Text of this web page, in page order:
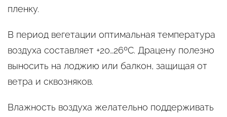
пленку.
В период вегетации оптимальная температура
воздуха составляет +20…26ºС. Драцену полезно
выносить на лоджию или балкон, защищая от
ветра и сквозняков.
Влажность воздуха желательно поддерживать